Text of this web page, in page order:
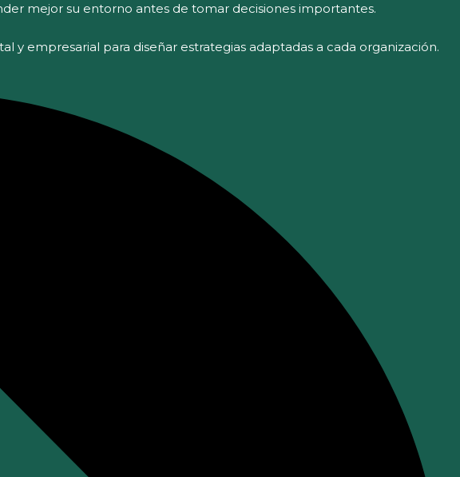
mejor su entorno antes de tomar decisiones importantes.
y empresarial para diseñar estrategias adaptadas a cada organización.